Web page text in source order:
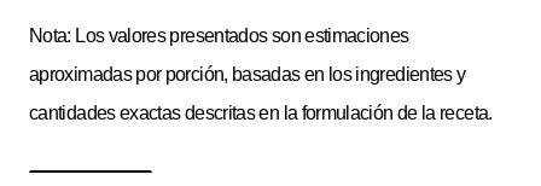
Nota: Los valores presentados son estimaciones
aproximadas por porción, basadas en los ingredientes y
cantidades exactas descritas en la formulación de la receta.